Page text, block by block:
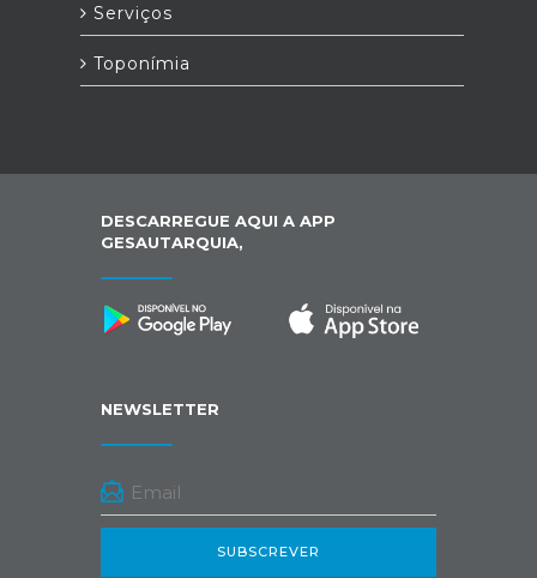
Serviços
Toponímia
DESCARREGUE AQUI A APP
GESAUTARQUIA,
NEWSLETTER
SUBSCREVER